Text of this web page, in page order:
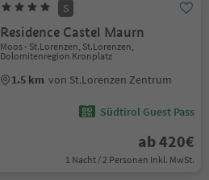
S
Residence Castel Maurn
Moos - St.Lorenzen, St.Lorenzen,
Dolomitenregion Kronplatz
1.5 km von St.Lorenzen Zentrum
Südtirol Guest Pass
ab 420€
1 Nacht / 2 Personen Inkl. MwSt.